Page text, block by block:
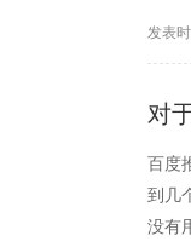
发表
对
百度
到几
没有